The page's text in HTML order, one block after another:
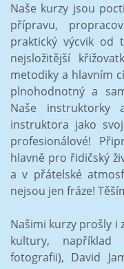
Naše kurzy jsou
přípravu,
praktický výcvik od
nejsložitější
metodiky a hlavním
plnohodnotný a
Naše
instruktora jako
profesionálové!
hlavně pro řidičský
a v přátelské
nejsou jen fráze!
Našimi kurzy prošly i
kultury, například
fotografii), David